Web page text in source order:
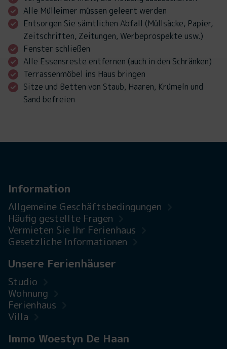
Alle Mülleimer müssen geleert werden
Entsorgen Sie sämtlichen Abfall (Müllsäcke, Papier,
Zeitschriften, Zeitungen, Werbeprospekte usw.)
Fenster schließen
Alle Essensreste entfernen (auch in den Schränken)
Terrassenmöbel ins Haus bringen
Sitze und Betten von Staub, Haaren, Krümeln und
Sand befreien
Information
Allgemeine Geschäftsbedingungen
Häufig gestellte Fragen
Vermieten Sie Ihr Ferienhaus
Gesetzliche Informationen
Unsere Ferienhäuser
Studio
Wohnung
Ferienhaus
Villa
Immo Woestyn De Haan